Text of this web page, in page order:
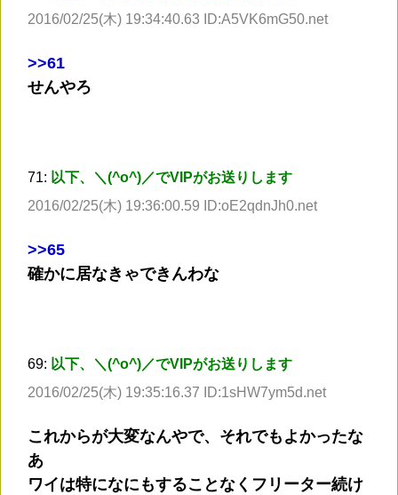
2016/02/25(木) 19:34:40.63 ID:A5VK6mG50.net
>>61
せんやろ
71: 以下、＼(^o^)／でVIPがお送りします
2016/02/25(木) 19:36:00.59 ID:oE2qdnJh0.net
>>65
確かに居なきゃできんわな
69: 以下、＼(^o^)／でVIPがお送りします
2016/02/25(木) 19:35:16.37 ID:1sHW7ym5d.net
これからが大変なんやで、それでもよかったな
あ
ワイは特になにもすることなくフリーター続け